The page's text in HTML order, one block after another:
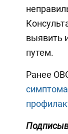
выявить
путем.
Ранее